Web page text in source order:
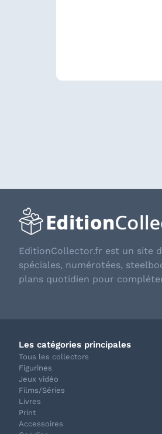
EditionCollector.fr est un site
spéciales, numérotées,
plans quotidien pour
Les catégories principales
Tous les collectors
Figurines
Jeux vidéo
Films/Séries
Livres
Print
Accessoires